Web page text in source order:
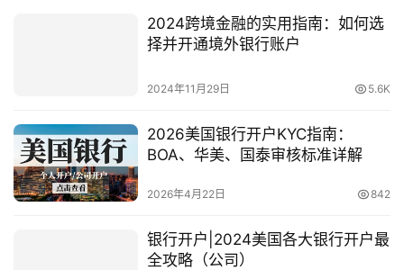
2024跨境金融的实用指南：如何选
择并开通境外银行账户
2024年11月29日 5.6K
2026美国银行开户KYC指南：
BOA、华美、国泰审核标准详解
2026年4月22日 842
银行开户|2024美国各大银行开户最
全攻略（公司）